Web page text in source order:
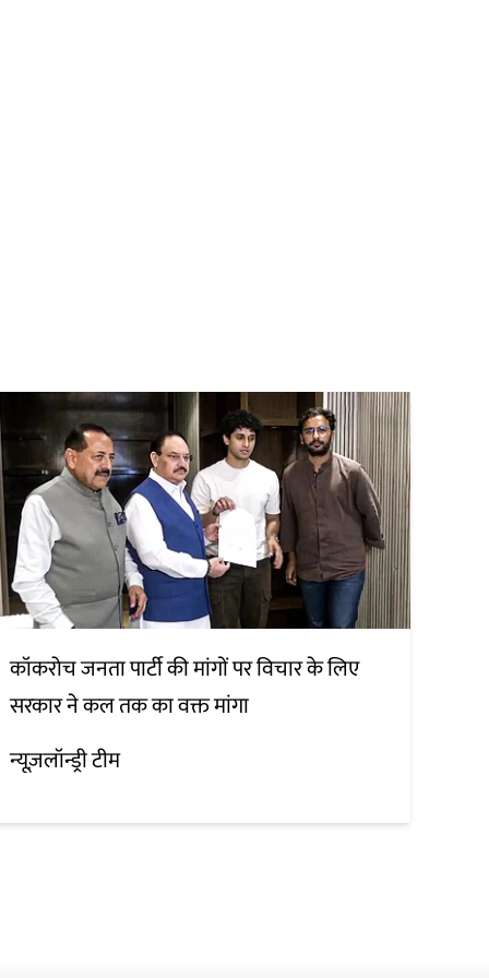
कॉकरोच जनता पार्टी की मांगों पर विचार के लिए
सरकार ने कल तक का वक्त मांगा
न्यूज़लॉन्ड्री टीम